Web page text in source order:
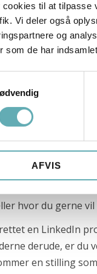
cookies til at tilpasse
Vi deler også
og
som de har
AFVIS
dine faglige
god idé at have
lignende), og så
et arbejde i
søger efter
under
du arbejder/
til
ikke-relevante
af alles tid. For
hvor du gerne
en LinkedIn
derude, er du
en stilling